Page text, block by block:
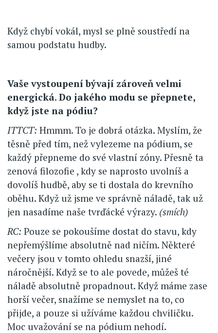
Když chybí vokál, mysl se plně soustředí na
samou podstatu hudby.
Vaše vystoupení bývají zároveň velmi
energická. Do jakého modu se přepnete,
když jste na pódiu?
ITTCT: Hmmm. To je dobrá otázka. Myslím, že
těsně před tím, než vylezeme na pódium, se
každý přepneme do své vlastní zóny. Přesně ta
zenová filozofie , kdy se naprosto uvolníš a
dovolíš hudbě, aby se ti dostala do krevního
oběhu. Když už jsme ve správně náladě, tak už
jen nasadíme naše tvrďácké výrazy. (smích)
RC: Pouze se pokoušíme dostat do stavu, kdy
nepřemýšlíme absolutně nad ničím. Některé
večery jsou v tomto ohledu snazší, jiné
náročnější. Když se to ale povede, můžeš té
náladě absolutně propadnout. Když máme zase
horší večer, snažíme se nemyslet na to, co
přijde, a pouze si užíváme každou chviličku.
Moc uvažování se na pódium nehodí.